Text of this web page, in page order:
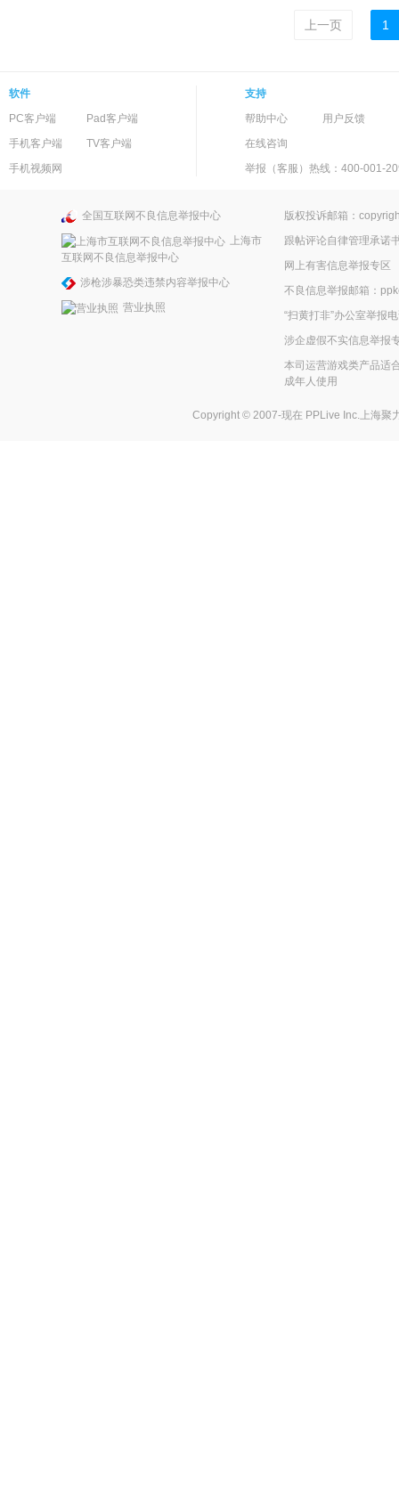
上一页 1
软件
PC客户端
Pad客户端
手机客户端
TV客户端
手机视频网
支持
帮助中心
用户反馈
在线咨询
举报（客服）热线：400-001-
全国互联网不良信息举报中心
上海市
互联网不良信息举报中心
涉枪涉暴恐类违禁内容举报中心
营业执照
版权投诉邮箱：
跟帖评论自律管理承诺
网上有害信息举报专区
不良信息举报邮箱：
“扫黄打非”办公室举报
涉企虚假不实信息举报
本司运营游戏类产品适
成年人使用
Copyright © 2007-现在 PPLive Inc.上海聚